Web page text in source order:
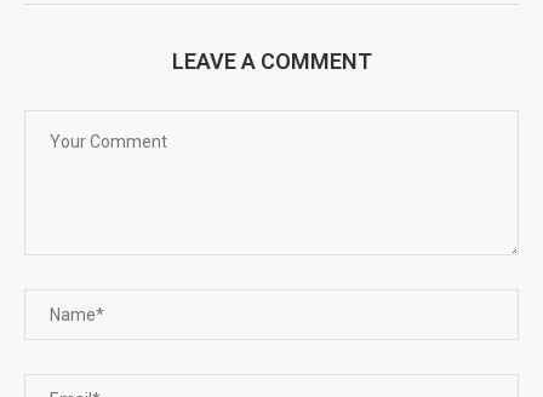
LEAVE A COMMENT